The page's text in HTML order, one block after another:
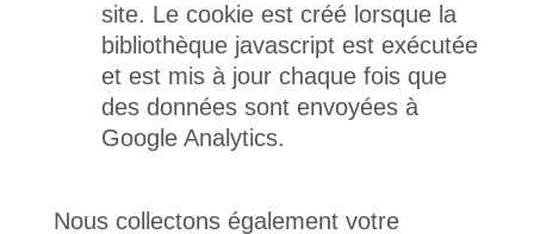
site. Le cookie est créé lorsque la
bibliothèque javascript est exécutée
et est mis à jour chaque fois que
des données sont envoyées à
Google Analytics.
Nous collectons également votre